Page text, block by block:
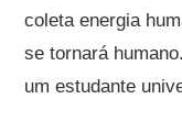
coleta energia
se tornará
um estudante